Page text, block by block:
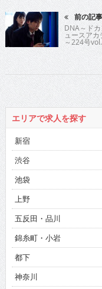
前の記事
DNA～ドカ
ュースアカ
～224号
エリアで求人を探す
新宿
渋谷
池袋
上野
五反田・品川
錦糸町・小岩
都下
神奈川